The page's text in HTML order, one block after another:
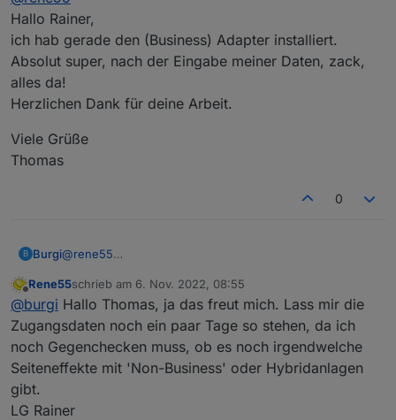
Hallo Thomas,
ich komm mit deiner Business Version nicht zurecht.
Ich bekomme ja noch nicht mal die Stationsnummer
richtige App ist bzw. bekommst du die Daten über die
Hallo Rainer,
ich hab gerade den (Business) Adapter installiert.
Absolut super, nach der Eingabe meiner Daten, zack,
alles da!
Herzlichen Dank für deine Arbeit.
Viele Grüße
Thomas
0
B Burgi@rene55
ich hab gerade den (Business) Adapter installiert.
Absolut super, nach der Eingabe meiner Daten, zack,
alles da!
Herzlichen Dank für deine Arbeit.
Viele Grüße
Thomas
Offline
Rene55schrieb am 6. Nov. 2022, 08:55
zuletzt editiert von
@burgi Hallo Thomas, ja das freut mich. Lass mir die
Zugangsdaten noch ein paar Tage so stehen, da ich
noch Gegenchecken muss, ob es noch irgendwelche
Seiteneffekte mit 'Non-Business' oder Hybridanlagen
gibt.
LG Rainer